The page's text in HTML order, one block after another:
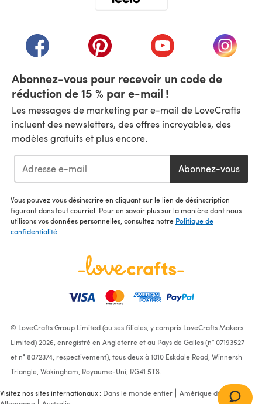
(s'ouvre dans un nouvel onglet)
(s'ouvre dans un nouvel onglet)
(s'ouvre dans un(s'ouvre
Abonnez-vous pour recevoir un code de
réduction de 15 % par e-mail !
Les messages de marketing par e-mail de LoveCrafts
incluent des newsletters, des offres incroyables, des
modèles gratuits et plus encore.
Abonnez-vous
Vous pouvez vous désinscrire en cliquant sur le lien de désinscription
figurant dans tout courriel. Pour en savoir plus sur la manière dont nous
utilisons vos données personnelles, consultez notre Politique de
confidentialité .
© LoveCrafts Group Limited (ou ses filiales, y compris LoveCrafts Makers
Limited) 2026, enregistré en Angleterre et au Pays de Galles (n° 07193527
et n° 8072374, respectivement), tous deux à 1010 Eskdale Road, Winnersh
Triangle, Wokingham, Royaume-Uni, RG41 5TS.
Visitez nos sites internationaux : Dans le monde entier
Amérique du Nord